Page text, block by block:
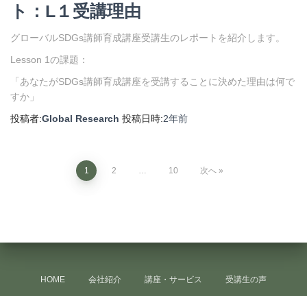
ト：L１受講理由
グローバルSDGs講師育成講座受講生のレポートを紹介します。
Lesson 1の課題：
「あなたがSDGs講師育成講座を受講することに決めた理由は何で
すか」
投稿者:Global Research 投稿日時:2年前
1 2 10 次へ
HOME 会社紹介 講座・サービス 受講生の声